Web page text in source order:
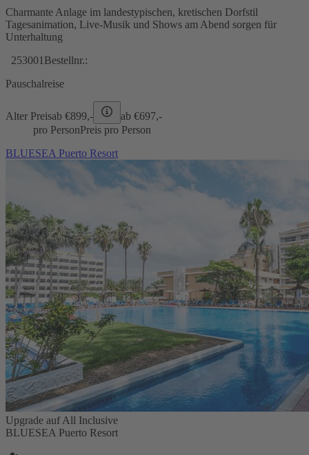
Charmante Anlage im landestypischen, kretischen Dorfstil
Tagesanimation, Live-Musik und Shows am Abend sorgen für
Unterhaltung
253001 Bestellnr.:
Pauschalreise
Alter Preisab €899,- ab €697,-
pro PersonPreis pro Person
BLUESEA Puerto Resort
Upgrade auf All Inclusive
BLUESEA Puerto Resort